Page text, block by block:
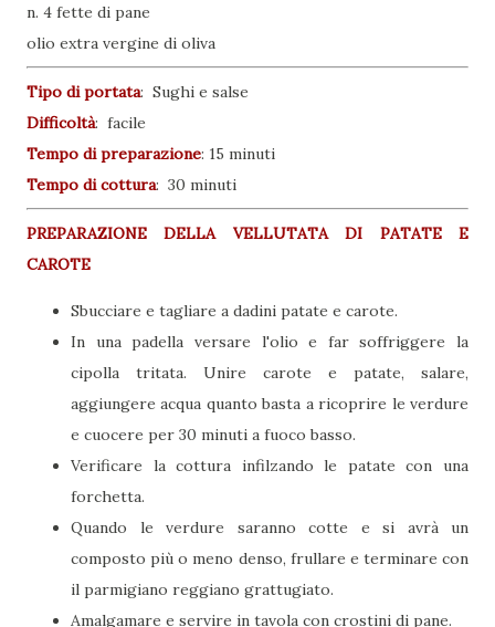
n. 4 fette di pane
olio extra vergine di oliva
Tipo di portata: Sughi e salse
Difficoltà: facile
Tempo di preparazione: 15 minuti
Tempo di cottura: 30 minuti
PREPARAZIONE DELLA VELLUTATA DI PATATE E
CAROTE
Sbucciare e tagliare a dadini patate e carote.
In una padella versare l'olio e far soffriggere la
cipolla tritata. Unire carote e patate, salare,
aggiungere acqua quanto basta a ricoprire le verdure
e cuocere per 30 minuti a fuoco basso.
Verificare la cottura infilzando le patate con una
forchetta.
Quando le verdure saranno cotte e si avrà un
composto più o meno denso, frullare e terminare con
il parmigiano reggiano grattugiato.
Amalgamare e servire in tavola con crostini di pane.